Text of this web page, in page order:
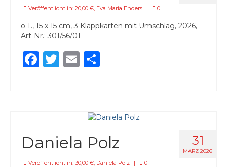
Veröffentlicht in: 20,00 € Eva Maria Enders | 0
o.T., 15 x 15 cm, 3 Klappkarten mit Umschlag, 2026,
Art-Nr.: 301/56/01
Facebook
Twitter
Email
31
MÄRZ 2026
Daniela Polz
Veröffentlicht in: 30,00 €, Daniela Polz | 0